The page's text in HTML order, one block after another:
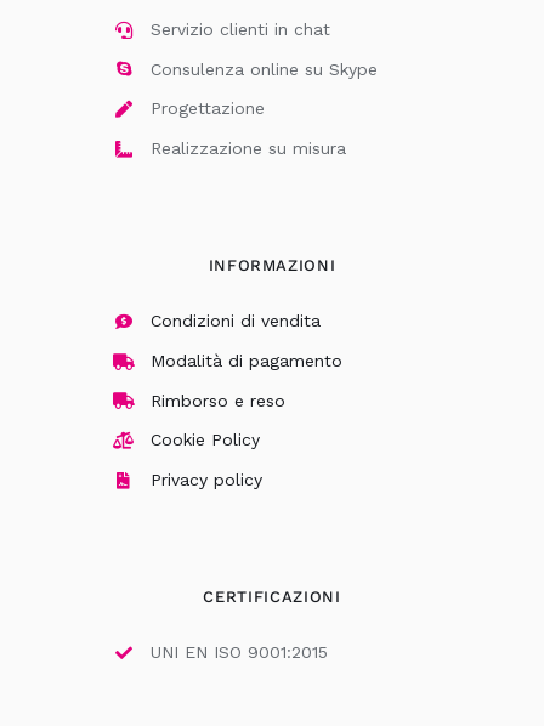
Servizio clienti in chat
Consulenza online su Skype
Progettazione
Realizzazione su misura
INFORMAZIONI
Condizioni di vendita
Modalità di pagamento
Rimborso e reso
Cookie Policy
Privacy policy
CERTIFICAZIONI
UNI EN ISO 9001:2015